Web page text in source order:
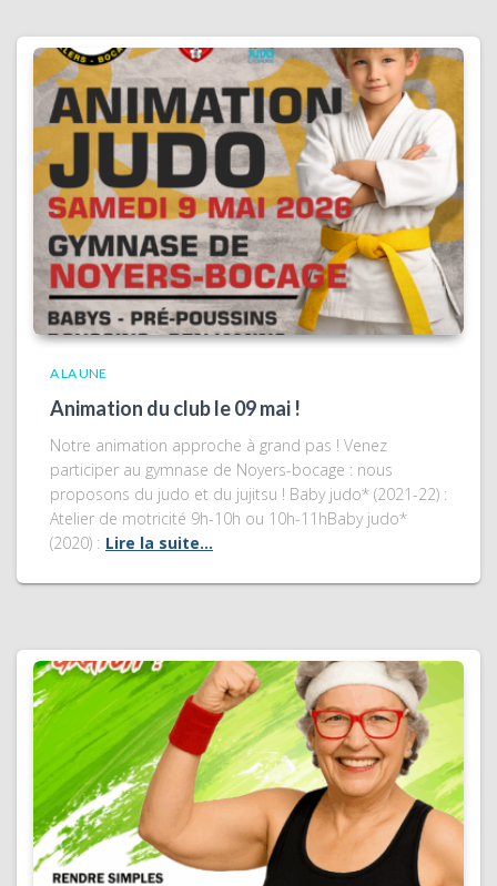
A LA UNE
Animation du club le 09 mai !
Notre animation approche à grand pas ! Venez
participer au gymnase de Noyers-bocage : nous
proposons du judo et du jujitsu ! Baby judo* (2021-22) :
Atelier de motricité 9h-10h ou 10h-11hBaby judo*
(2020) : Lire la suite…